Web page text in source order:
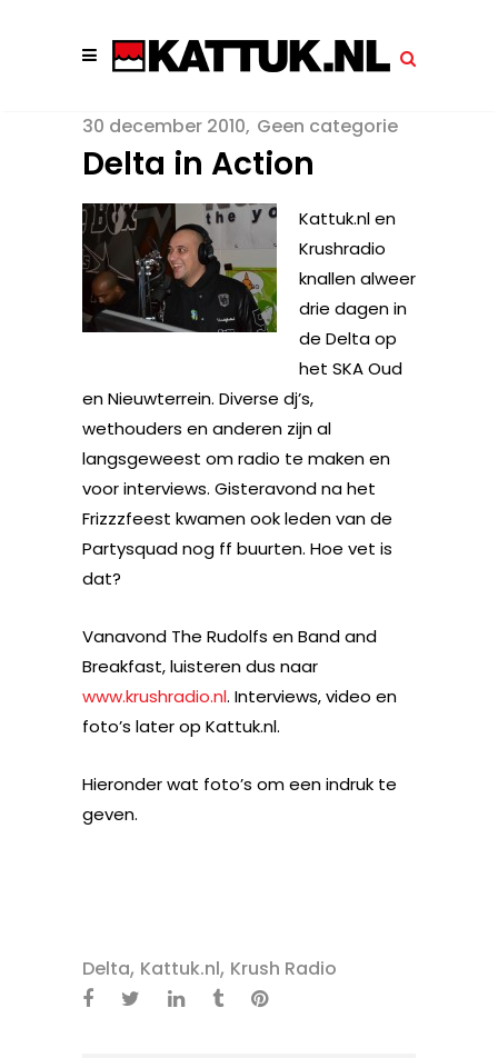
30 december 2010 Geen categorie
Delta in Action
Kattuk.nl en
Krushradio
knallen alweer
drie dagen in
de Delta op
het SKA Oud
en Nieuwterrein. Diverse dj’s,
wethouders en anderen zijn al
langsgeweest om radio te maken en
voor interviews. Gisteravond na het
Frizzzfeest kwamen ook leden van de
Partysquad nog ff buurten. Hoe vet is
dat?
Vanavond The Rudolfs en Band and
Breakfast, luisteren dus naar
www.krushradio.nl. Interviews, video en
foto’s later op Kattuk.nl.
Hieronder wat foto’s om een indruk te
geven.
Delta, Kattuk.nl, Krush Radio